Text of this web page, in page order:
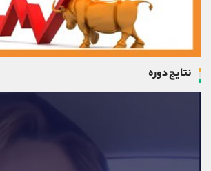
نتایج دوره